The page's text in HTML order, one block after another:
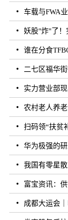
车载与FWA
妖股"炸"了！
谁在分食
二七区福华
实力营业部
农村老人养
扫码领“扶贫
华为极强的
我国有零星
富宝资讯：
成都大运会